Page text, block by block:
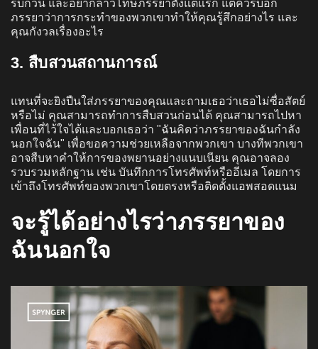
รบกวน และอย่ากล่าวโทษภรรยาตั้งแต่แรก แต่ควรบอก
ภรรยาว่าการกระทำของพวกเขาทำให้คุณรู้สึกอย่างไร และ
คุณกังวลเรื่องอะไร
3. สืบสวนสถานการณ์
แทนที่จะยิงปืนใส่ภรรยาของคุณและถามเธอว่าเธอไม่ซื่อสัตย์
หรือไม่ คุณสามารถทำการสืบสวนก่อนได้ คุณสามารถไปหา
เพื่อนที่ไว้ใจได้และบอกเธอว่า "ฉันคิดว่าภรรยาของฉันกำลัง
นอกใจฉัน" เพื่อขอความช่วยเหลือจากพวกเขา บางทีพวกเขา
อาจสืบหาคำให้การของพยานอย่างแนบเนียน คุณอาจลอง
รวบรวมหลักฐาน เช่น บันทึกการโทรศัพท์หรืออีเมล โดยการ
เข้าถึงโทรศัพท์ของพวกเขาโดยตรงหรือติดตั้งแอพสอดแนม
จะรู้ได้อย่างไรว่าภรรยาของ
ฉันนอกใจ